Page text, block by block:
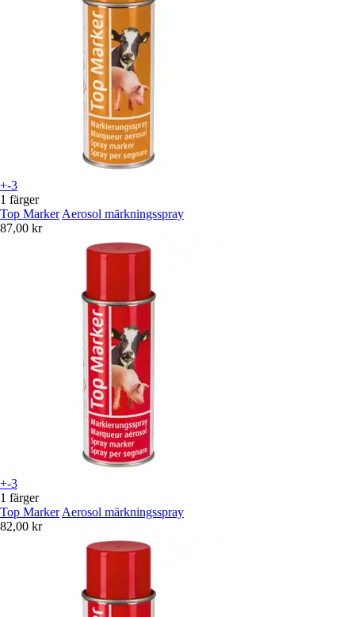
+-3
1 färger
Top Marker Aerosol märkningsspray
87,00 kr
+-3
1 färger
Top Marker Aerosol märkningsspray
82,00 kr